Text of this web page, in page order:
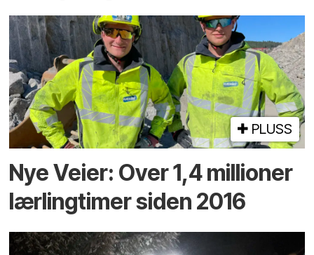
PLUSS
Nye Veier: Over 1,4 millioner
lærlingtimer siden 2016